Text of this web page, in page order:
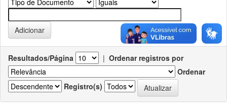
Resultados/Página | Ordenar registros por
Ordenar
Registro(s)